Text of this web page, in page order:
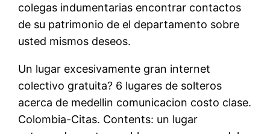
colegas indumentarias encontrar contactos
de su patrimonio de el departamento sobre
usted mismos deseos.
Un lugar excesivamente gran internet
colectivo gratuita? 6 lugares de solteros
acerca de medellin comunicacion costo clase.
Colombia-Citas. Contents: un lugar